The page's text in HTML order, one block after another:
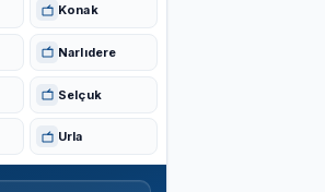
Konak
Narlıdere
Selçuk
Urla